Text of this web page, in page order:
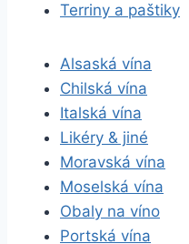
Terriny a paštiky
Alsaská vína
Chilská vína
Italská vína
Likéry & jiné
Moravská vína
Moselská vína
Obaly na víno
Portská vína